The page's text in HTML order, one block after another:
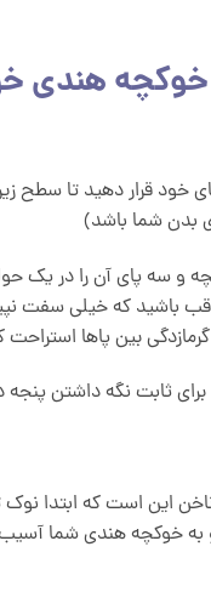
خوکچه هندی
خود قرار دهید تا
بدن شما باشد)
و سه پای آن را در یک
باشید که خیلی سفت
بین پاها
ثابت نگه داشتن
این است که ابتدا
به خوکچه هندی شما